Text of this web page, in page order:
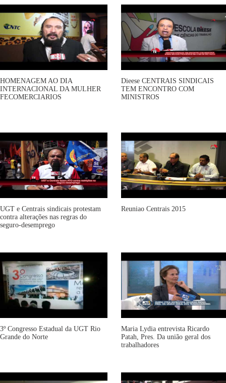
HOMENAGEM AO DIA
INTERNACIONAL DA MULHER
FECOMERCIARIOS
Dieese CENTRAIS SINDICAIS
TEM ENCONTRO COM
MINISTROS
UGT e Centrais sindicais protestam
contra alterações nas regras do
seguro-desemprego
Reuniao Centrais 2015
3º Congresso Estadual da UGT Rio
Grande do Norte
Maria Lydia entrevista Ricardo
Patah, Pres. Da união geral dos
trabalhadores